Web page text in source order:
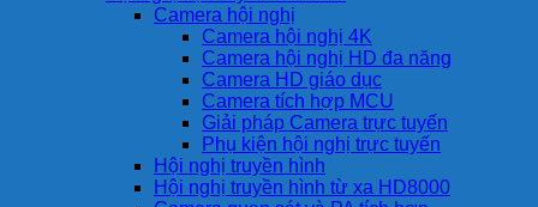
Camera hội nghị
Camera hội nghị 4K
Camera hội nghị HD đa năng
Camera HD giáo dục
Camera tích hợp MCU
Giải pháp Camera trực tuyến
Phụ kiện hội nghị trực tuyến
Hội nghị truyền hình
Hội nghị truyền hình từ xa HD8000